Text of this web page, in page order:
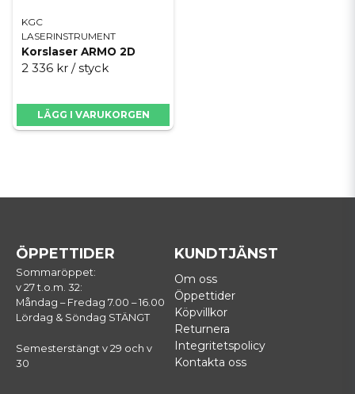
KGC
LASERINSTRUMENT
Korslaser ARMO 2D
2 336 kr / styck
LÄGG I VARUKORGEN
ÖPPETTIDER
Sommaröppet:
v 27 t.o.m. 32:
Måndag – Fredag 7.00 – 16.00
Lördag & Söndag STÄNGT
Semesterstängt v 29 och v
30
KUNDTJÄNST
Om oss
Öppettider
Köpvillkor
Returnera
Integritetspolicy
Kontakta oss